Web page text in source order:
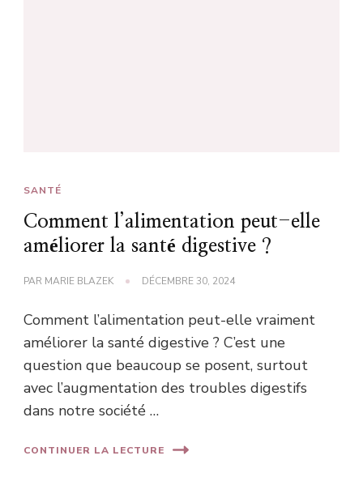
SANTÉ
Comment l’alimentation peut-elle
améliorer la santé digestive ?
PAR MARIE BLAZEK DÉCEMBRE 30, 2024
Comment l’alimentation peut-elle vraiment
améliorer la santé digestive ? C’est une
question que beaucoup se posent, surtout
avec l’augmentation des troubles digestifs
dans notre société …
CONTINUER LA LECTURE